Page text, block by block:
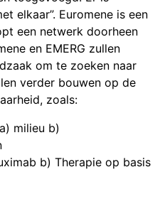
elkaar”. Euromene is een
een netwerk doorheen
en EMERG zullen
om te zoeken naar
verder bouwen op de
zoals:
milieu b)
b) Therapie op basis